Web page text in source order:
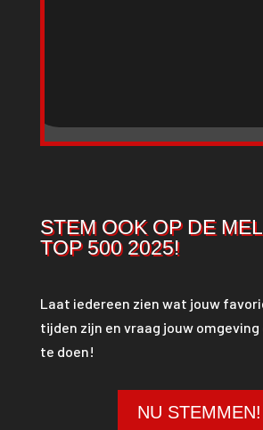
STEM OOK OP DE
TOP 500 2025!
Laat iedereen zien wat jouw
tijden zijn en vraag jouw
te doen!
NU STEMMEN!